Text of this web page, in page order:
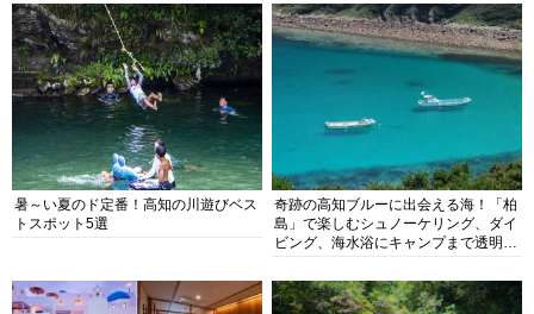
暑～い夏のド定番！高知の川遊びベス
トスポット5選
奇跡の高知ブルーに出会える海！「柏
島」で楽しむシュノーケリング、ダイ
ビング、海水浴にキャンプまで透明度